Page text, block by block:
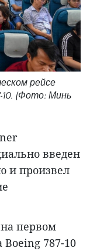
рейсе
10. (Фото: Минь
введен
и произвел
первом
787-10